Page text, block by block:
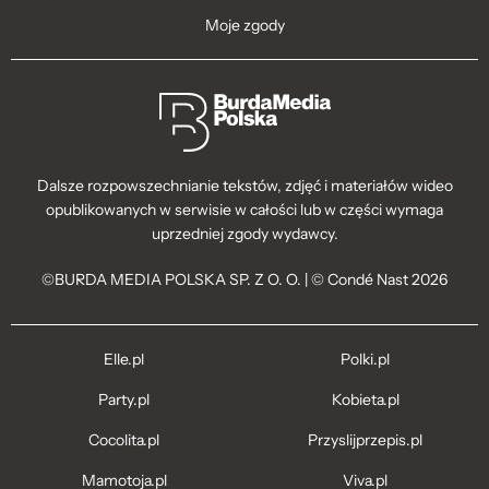
Moje zgody
Dalsze rozpowszechnianie tekstów, zdjęć i materiałów wideo
opublikowanych w serwisie w całości lub w części wymaga
uprzedniej zgody wydawcy.
©BURDA MEDIA POLSKA SP. Z O. O. | © Condé Nast 2026
Elle.pl
Party.pl
Cocolita.pl
Mamotoja.pl
Polki.pl
Kobieta.pl
Przyslijprzepis.pl
Viva.pl